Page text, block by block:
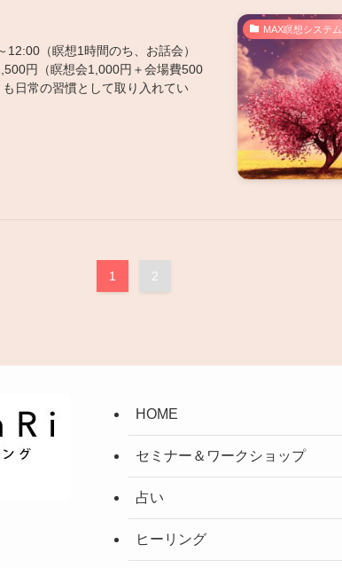
MAX瞑想システム
（瞑想1時間のち、お話会）
円（瞑想会1,000円＋会場費500
日常の習慣として取り入れてい
1 2
HOME
セミナー＆ワークショップ
占い
ヒーリング